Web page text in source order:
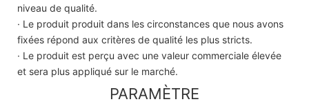
niveau de qualité.
· Le produit produit dans les circonstances que nous avons
fixées répond aux critères de qualité les plus stricts.
· Le produit est perçu avec une valeur commerciale élevée
et sera plus appliqué sur le marché.
PARAMÈTRE